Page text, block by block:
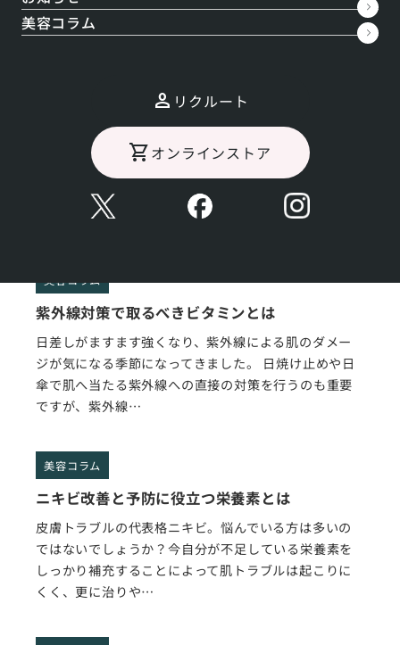
美容コラム
リクルート
オンラインストア
はありませんか…
紫外線で体がサビる⁉体を守る抗酸化作用を高め
る方法とは！
今年の夏も暑い日が続いていますね。気になるのは、
日差しを浴びると痛いと感じるほどの強い紫外線。紫
外線は日焼けやシミだけでなく、体を酸化させて健康
な細胞を傷つけて…
美容コラム
紫外線対策で取るべきビタミンとは
日差しがますます強くなり、紫外線による肌のダメー
ジが気になる季節になってきました。 日焼け止めや日
傘で肌へ当たる紫外線への直接の対策を行うのも重要
ですが、紫外線…
美容コラム
ニキビ改善と予防に役立つ栄養素とは
皮膚トラブルの代表格ニキビ。悩んでいる方は多いの
ではないでしょうか？今自分が不足している栄養素を
しっかり補充することによって肌トラブルは起こりに
くく、更に治りや…